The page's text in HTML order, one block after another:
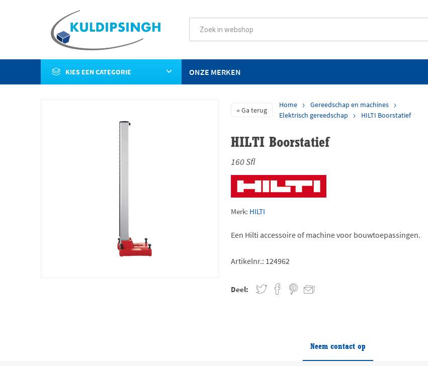
KIES EEN CATEGORIE ONZE MERKEN
Ga terug
Home
Gereedschap en machines
Elektrisch gereedschap
HILTI Boorstatief
HILTI Boorstatief
160 Sfl
Merk: HILTI
Een Hilti accessoire of machine voor bouwtoepassingen.
Artikelnr.: 124962
Deel:
Neem contact op